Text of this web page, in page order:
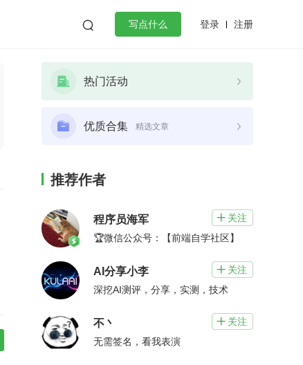
 写点什么 登录 注册
热门活动
优质合集 精选文章
推荐作者
程序员海军  关注
🏆微信公众号：【前端自学社区】
AI分享小李  关注
深挖AI测评，分享，实测，技术
不丶  关注
无需签名，看我表演